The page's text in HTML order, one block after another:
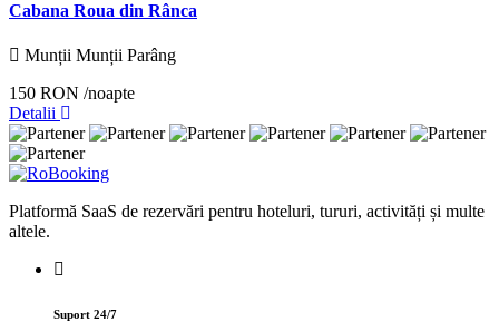
Cabana Roua din Rânca
Munții Munții Parâng
150 RON /noapte
Detalii
Platformă SaaS de rezervări pentru hoteluri, tururi, activități și multe
altele.
Suport 24/7